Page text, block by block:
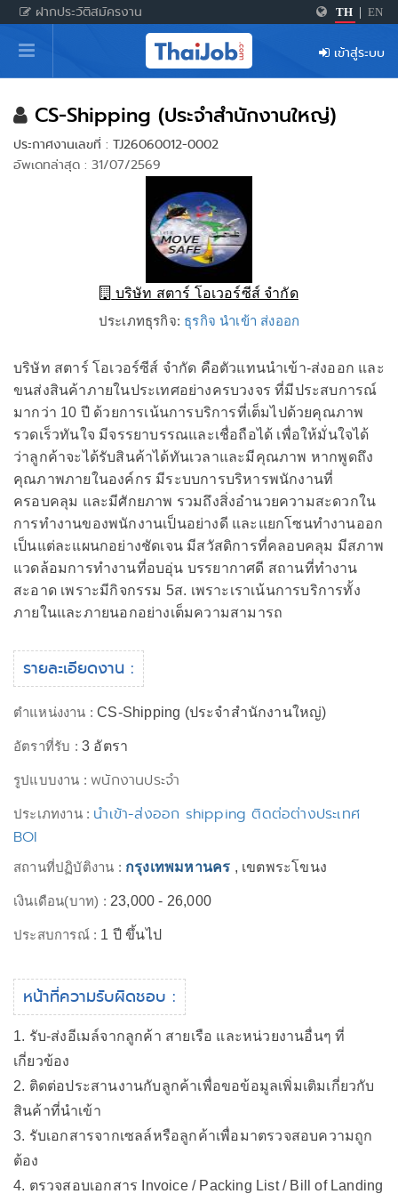
ฝากประวัติสมัครงาน TH EN
หน้าหลัก
ผู้สมัครงาน: เข้าสู่ระบบ
ฝากประวัติสมัครงาน
เกร็ดความรู้
สำหรับผู้ประกอบการ
เข้าสู่ระบบ
CS-Shipping (ประจำสำนักงานใหญ่)
ประกาศงานเลขที่ : TJ26060012-0002
อัพเดทล่าสุด : 31/07/2569
บริษัท สตาร์ โอเวอร์ซีส์ จำกัด
ประเภทธุรกิจ: ธุรกิจ นำเข้า ส่งออก
บริษัท สตาร์ โอเวอร์ซีส์ จำกัด คือตัวแทนนำเข้า-ส่งออก และ
ขนส่งสินค้าภายในประเทศอย่างครบวงจร ที่มีประสบการณ์
มากว่า 10 ปี ด้วยการเน้นการบริการที่เต็มไปด้วยคุณภาพ
รวดเร็วทันใจ มีจรรยาบรรณและเชื่อถือได้ เพื่อให้มั่นใจได้
ว่าลูกค้าจะได้รับสินค้าได้ทันเวลาและมีคุณภาพ หากพูดถึง
คุณภาพภายในองค์กร มีระบบการบริหารพนักงานที่
ครอบคลุม และมีศักยภาพ รวมถึงสิ่งอำนวยความสะดวกใน
การทำงานของพนักงานเป็นอย่างดี และแยกโซนทำงานออก
เป็นแต่ละแผนกอย่างชัดเจน มีสวัสดิการที่คลอบคลุม มีสภาพ
แวดล้อมการทำงานที่อบอุ่น บรรยากาศดี สถานที่ทำงาน
สะอาด เพราะมีกิจกรรม 5ส. เพราะเราเน้นการบริการทั้ง
ภายในและภายนอกอย่างเต็มความสามารถ
รายละเอียดงาน :
ตำแหน่งงาน :CS-Shipping (ประจำสำนักงานใหญ่)
อัตราที่รับ : 3 อัตรา
รูปแบบงาน :พนักงานประจำ
ประเภทงาน : นำเข้า-ส่งออก shipping ติดต่อต่างประเทศ
BOI
สถานที่ปฏิบัติงาน : กรุงเทพมหานคร , เขตพระโขนง
เงินเดือน(บาท) : 23,000 - 26,000
ประสบการณ์ : 1 ปี ขึ้นไป
หน้าที่ความรับผิดชอบ :
1. รับ-ส่งอีเมล์จากลูกค้า สายเรือ และหน่วยงานอื่นๆ ที่
เกี่ยวข้อง
2. ติดต่อประสานงานกับลูกค้าเพื่อขอข้อมูลเพิ่มเติมเกี่ยวกับ
สินค้าที่นำเข้า
3. รับเอกสารจากเซลล์หรือลูกค้าเพื่อมาตรวจสอบความถูก
ต้อง
4. ตรวจสอบเอกสาร Invoice / Packing List / Bill of Landing